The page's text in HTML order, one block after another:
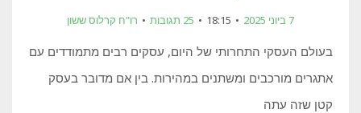
7 ביוני 2025 18:15 25 תגובות רו"ח קרלוס ששון
בעולם העסקי התחרותי של היום, עסקים רבים מתמודדים עם
אתגרים מורכבים ומשתנים במהירות. בין אם מדובר בעסק
קטן שזה עתה